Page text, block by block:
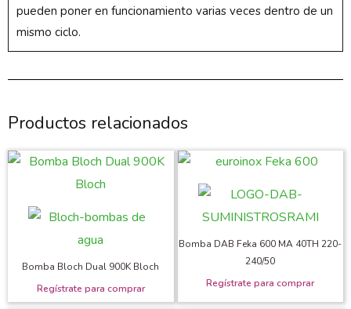
pueden poner en funcionamiento varias veces dentro de un
mismo ciclo.
Productos relacionados
Bomba Bloch Dual 900K Bloch
Bomba DAB Feka 600 MA 40TH 220-
240/50